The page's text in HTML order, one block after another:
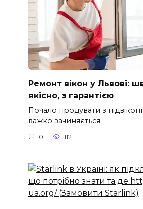
Ремонт вікон у Львові:
якісно, з гарантією
Почало продувати з
важко зачиняється
0 112